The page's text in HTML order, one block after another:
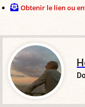
Obtenir le lien ou